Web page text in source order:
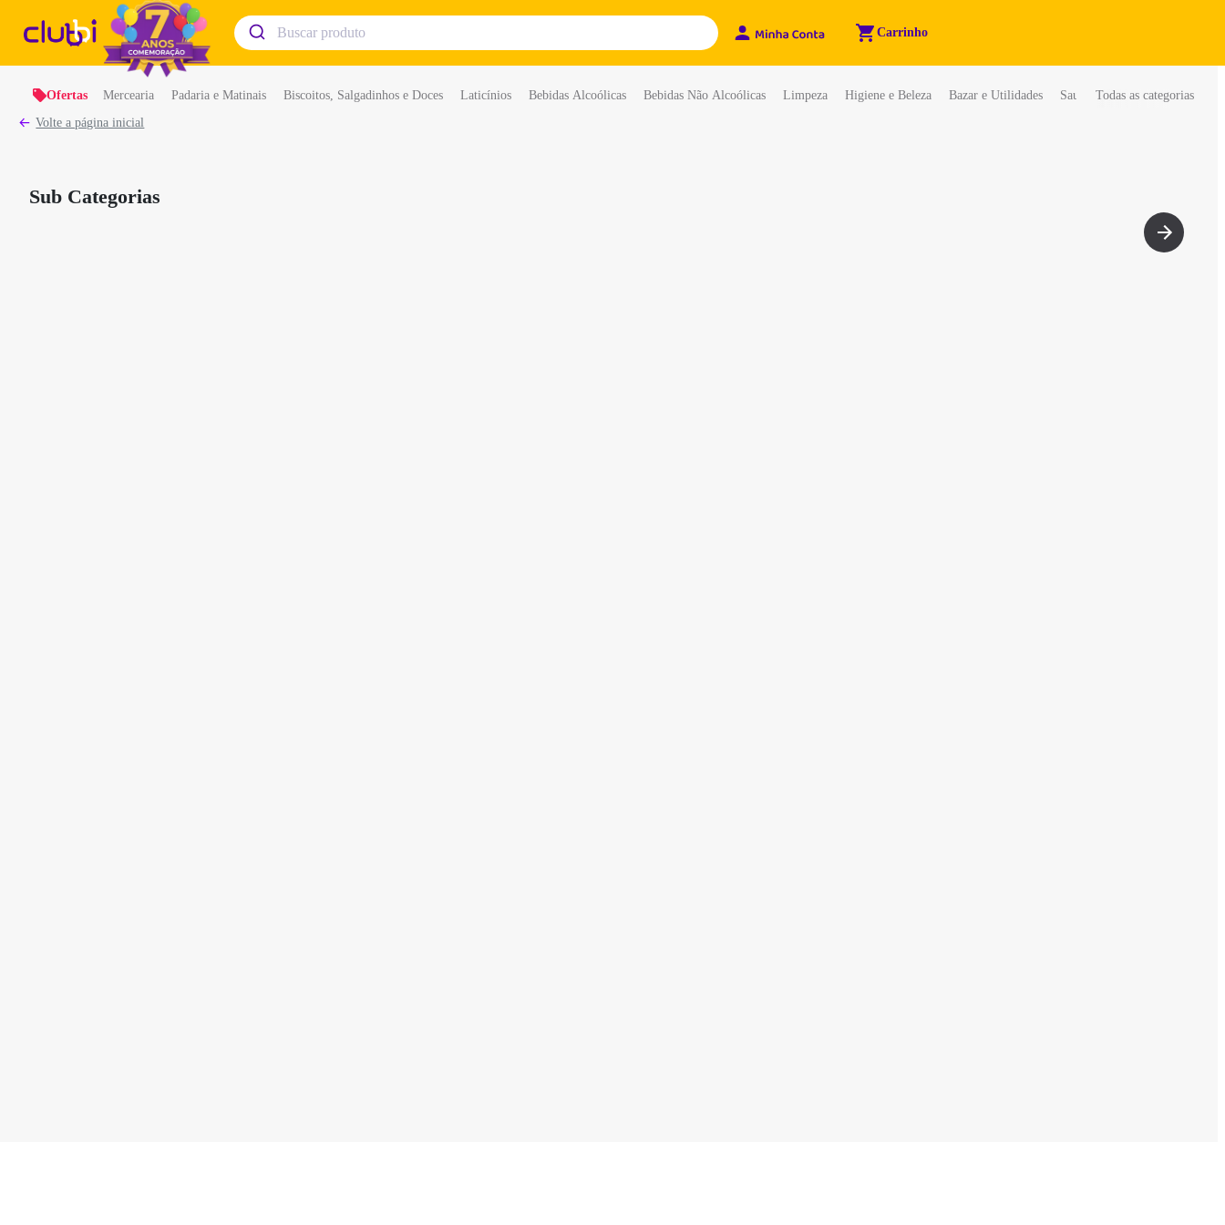
Carrinho
Ofertas Mercearia Padaria e Matinais Biscoitos, Salgadinhos e Doces Laticínios Bebidas Alcoólicas Bebidas Não Alcoólicas Limpeza Higiene e Beleza Bazar e Utilidades SaudáveisTodas as categorias
Volte a página inicial
Sub Categorias